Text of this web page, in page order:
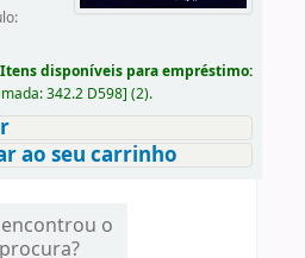
Itens disponíveis para empréstimo:
342.2 D598] (2).
ao seu carrinho
o